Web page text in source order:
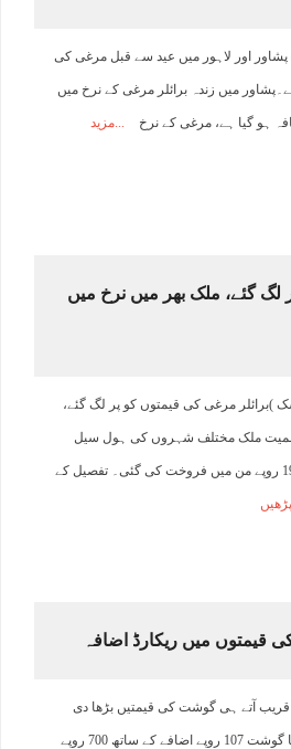
پشاور اور لاہور میں عید سے قبل مرغی کی
میں زندہ برائلر مرغی کے نرخ میں
مزید
گئے، ملک بھر میں نرخ میں
)برائلر مرغی کی قیمتوں کو پر لگ گئے،
سمیت ملک مختلف شہروں کی ہول سیل
منڈیوں میں برائلر مرغی 19600 روپے من میں فروخت کی گئی۔ تفصیل کے
قیمتوں میں ریکارڈ اضافہ
آتے ہی گوشت کی قیمتیں بڑھا دی
گئیں۔ سیالکوٹ میں مرغی کا گوشت 107 روپے اضافے کے ساتھ 700 روپے